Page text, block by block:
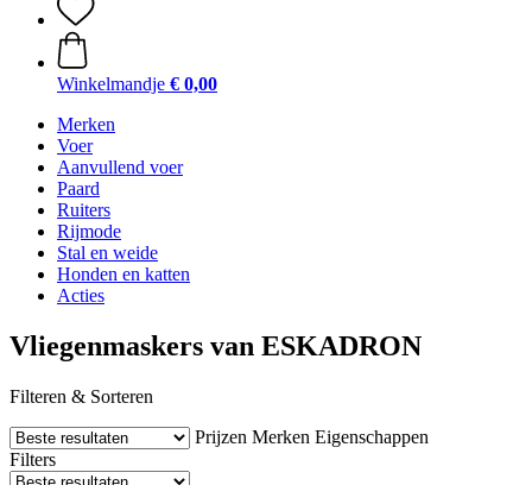
Winkelmandje € 0,00
Merken
Voer
Aanvullend voer
Paard
Ruiters
Rijmode
Stal en weide
Honden en katten
Acties
Vliegenmaskers van ESKADRON
Filteren & Sorteren
Prijzen Merken Eigenschappen
Filters